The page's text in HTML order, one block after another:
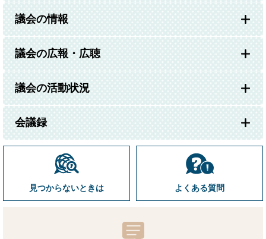
議会の情報
議会の広報・広聴
議会の活動状況
会議録
見つからないときは よくある質問